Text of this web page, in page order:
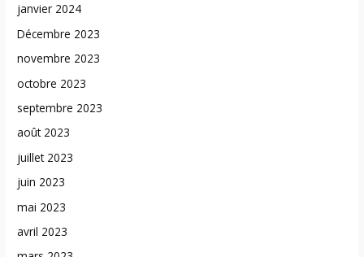
janvier 2024
Décembre 2023
novembre 2023
octobre 2023
septembre 2023
août 2023
juillet 2023
juin 2023
mai 2023
avril 2023